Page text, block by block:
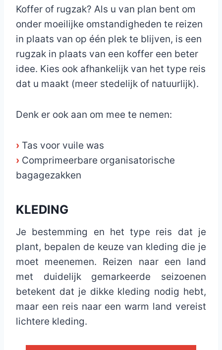
Koffer of rugzak? Als u van plan bent om
onder moeilijke omstandigheden te reizen
in plaats van op één plek te blijven, is een
rugzak in plaats van een koffer een beter
idee. Kies ook afhankelijk van het type reis
dat u maakt (meer stedelijk of natuurlijk).
Denk er ook aan om mee te nemen:
› Tas voor vuile was
› Comprimeerbare organisatorische
bagagezakken
KLEDING
Je bestemming en het type reis dat je
plant, bepalen de keuze van kleding die je
moet meenemen. Reizen naar een land
met duidelijk gemarkeerde seizoenen
betekent dat je dikke kleding nodig hebt,
maar een reis naar een warm land vereist
lichtere kleding.